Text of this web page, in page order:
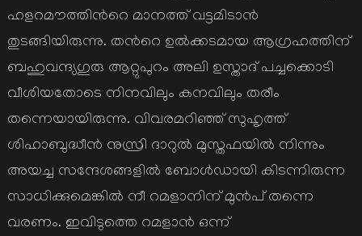
ഹളറമൗത്തിന്‍റെ മാനത്ത് വട്ടമിടാന്‍
തുടങ്ങിയിരുന്നു. തന്‍റെ ഉല്‍ക്കടമായ ആഗ്രഹത്തിന്
ബഹുവന്ദ്യഗുരു ആറ്റുപുറം അലി ഉസ്താദ് പച്ചക്കൊടി
വീശിയതോടെ നിനവിലും കനവിലും തരീം
തന്നെയായിരുന്നു. വിവരമറിഞ്ഞ് സുഹൃത്ത്
ശിഹാബുദ്ധീന്‍ നുസ്രി ദാറുല്‍ മുസ്തഫയില്‍ നിന്നും
അയച്ച സന്ദേശങ്ങളില്‍ ബോള്‍ഡായി കിടന്നിരുന്ന
സാധിക്കുമെങ്കില്‍ നീ റമളാനിന് മുന്‍പ് തന്നെ
വരണം. ഇവിടുത്തെ റമളാന്‍ ഒന്ന്